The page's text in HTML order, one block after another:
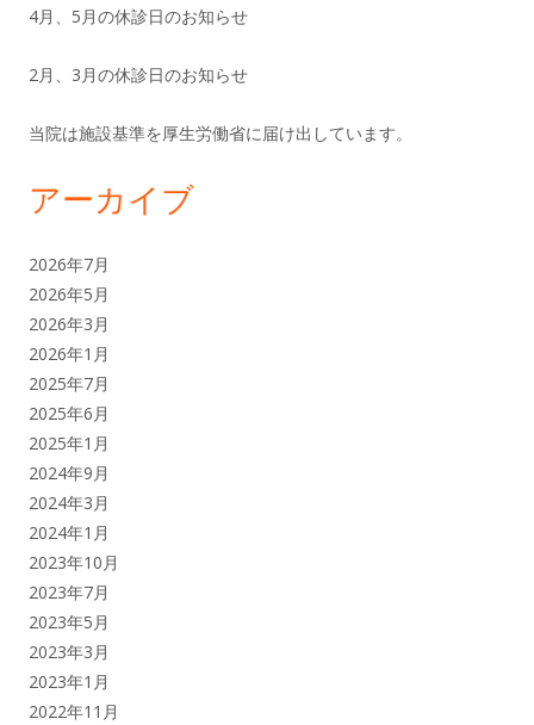
ン
ド
バ
ー
4月、5月の休診日のお知らせ
2月、3月の休診日のお知らせ
当院は施設基準を厚生労働省に届け出しています。
アーカイブ
2026年7月
2026年5月
2026年3月
2026年1月
2025年7月
2025年6月
2025年1月
2024年9月
2024年3月
2024年1月
2023年10月
2023年7月
2023年5月
2023年3月
2023年1月
2022年11月